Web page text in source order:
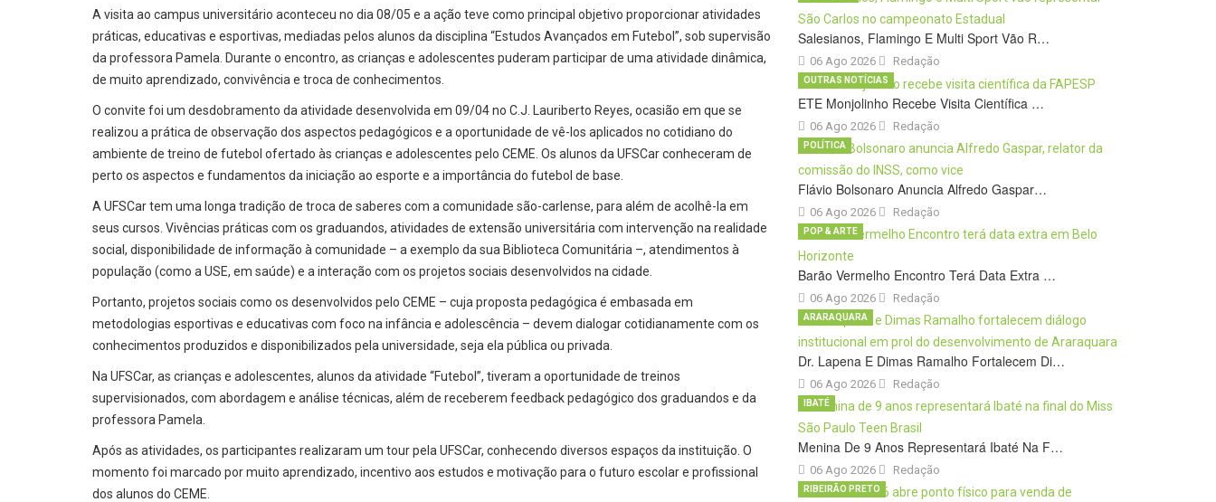
A visita ao campus universitário aconteceu no dia 08/05 e a ação teve como principal objetivo proporcionar atividades
práticas, educativas e esportivas, mediadas pelos alunos da disciplina “Estudos Avançados em Futebol”, sob supervisão
da professora Pamela. Durante o encontro, as crianças e adolescentes puderam participar de uma atividade dinâmica,
de muito aprendizado, convivência e troca de conhecimentos.
O convite foi um desdobramento da atividade desenvolvida em 09/04 no C.J. Lauriberto Reyes, ocasião em que se
realizou a prática de observação dos aspectos pedagógicos e a oportunidade de vê-los aplicados no cotidiano do
ambiente de treino de futebol ofertado às crianças e adolescentes pelo CEME. Os alunos da UFSCar conheceram de
perto os aspectos e fundamentos da iniciação ao esporte e a importância do futebol de base.
A UFSCar tem uma longa tradição de troca de saberes com a comunidade são-carlense, para além de acolhê-la em
seus cursos. Vivências práticas com os graduandos, atividades de extensão universitária com intervenção na realidade
social, disponibilidade de informação à comunidade – a exemplo da sua Biblioteca Comunitária –, atendimentos à
população (como a USE, em saúde) e a interação com os projetos sociais desenvolvidos na cidade.
Portanto, projetos sociais como os desenvolvidos pelo CEME – cuja proposta pedagógica é embasada em
metodologias esportivas e educativas com foco na infância e adolescência – devem dialogar cotidianamente com os
conhecimentos produzidos e disponibilizados pela universidade, seja ela pública ou privada.
Na UFSCar, as crianças e adolescentes, alunos da atividade “Futebol”, tiveram a oportunidade de treinos
supervisionados, com abordagem e análise técnicas, além de receberem feedback pedagógico dos graduandos e da
professora Pamela.
Após as atividades, os participantes realizaram um tour pela UFSCar, conhecendo diversos espaços da instituição. O
momento foi marcado por muito aprendizado, incentivo aos estudos e motivação para o futuro escolar e profissional
dos alunos do CEME.
Salesianos, Flamingo E Multi Sport Vão R…
06 Ago 2026 Redação
ETE Monjolinho Recebe Visita Científica …
06 Ago 2026
OUTRAS NOTÍCIAS
Redação
Flávio Bolsonaro Anuncia Alfredo Gaspar…
06 Ago 2026
POLÍTICA
Redação
Barão Vermelho Encontro Terá Data Extra …
06 Ago 2026
POP & ARTE
Redação
Dr. Lapena E Dimas Ramalho Fortalecem Di…
06 Ago 2026
ARARAQUARA
Redação
Menina De 9 Anos Representará Ibaté Na F…
06 Ago 2026
IBATÉ
Redação
RIBEIRÃO PRETO